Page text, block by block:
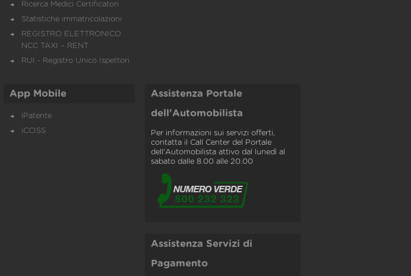
Ricerca Medici Certificatori
Statistiche immatricolazioni
REGISTRO ELETTRONICO
NCC TAXI – RENT
RUI - Registro Unico Ispettori
App Mobile
iPatente
iCCISS
Assistenza Portale
dell'Automobilista
Per informazioni sui servizi offerti,
contatta il Call Center del Portale
dell'Automobilista attivo dal lunedì al
sabato dalle 8.00 alle 20.00
Assistenza Servizi di
Pagamento